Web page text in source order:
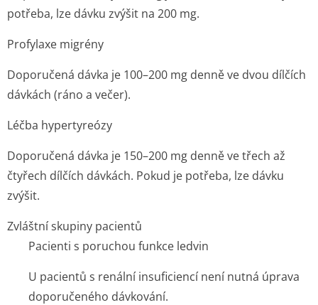
potřeba, lze dávku zvýšit na 200 mg.
Profylaxe migrény
Doporučená dávka je 100–200 mg denně ve dvou dílčích
dávkách (ráno a večer).
Léčba hypertyreózy
Doporučená dávka je 150–200 mg denně ve třech až
čtyřech dílčích dávkách. Pokud je potřeba, lze dávku
zvýšit.
Zvláštní skupiny pacientů
Pacienti s poruchou funkce ledvin
U pacientů s renální insuficiencí není nutná úprava
doporučeného dávkování.